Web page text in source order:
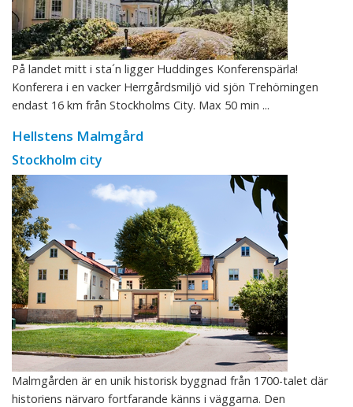
På landet mitt i sta´n ligger Huddinges Konferenspärla!
Konferera i en vacker Herrgårdsmiljö vid sjön Trehörningen
endast 16 km från Stockholms City. Max 50 min ...
Hellstens Malmgård
Stockholm city
Malmgården är en unik historisk byggnad från 1700-talet där
historiens närvaro fortfarande känns i väggarna. Den